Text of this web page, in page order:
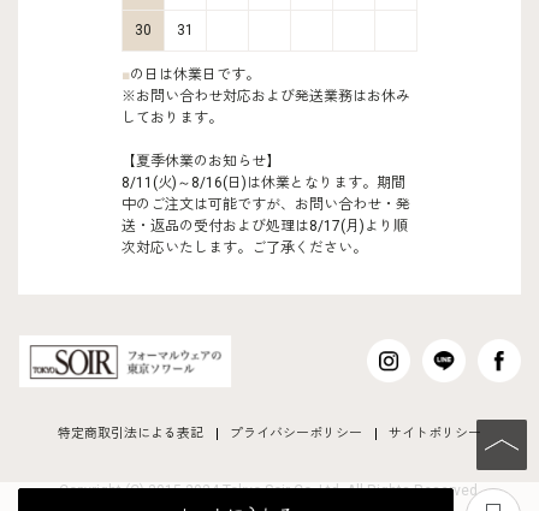
30 31
■の日は休業日です。
※お問い合わせ対応および発送業務はお休み
しております。
【夏季休業のお知らせ】
8/11(火)～8/16(日)は休業となります。期間
中のご注文は可能ですが、お問い合わせ・発
送・返品の受付および処理は8/17(月)より順
次対応いたします。ご了承ください。
特定商取引法による表記 プライバシーポリシー サイトポリシー
Copyright (C) 2015-2024 Tokyo Soir Co ,Ltd. All Rights Reserved.